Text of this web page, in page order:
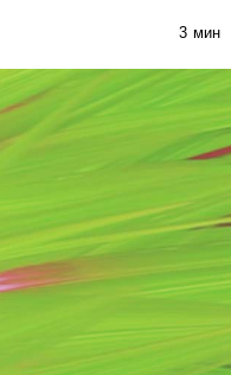
3 мин